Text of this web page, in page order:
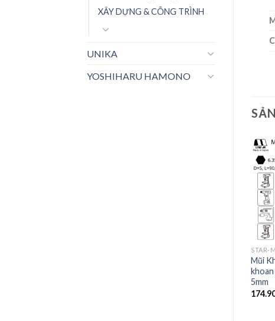
XÂY DỰNG & CÔNG TRÌNH
UNIKA
YOSHIHARU HAMONO
STAR-M
Mũi
5mm